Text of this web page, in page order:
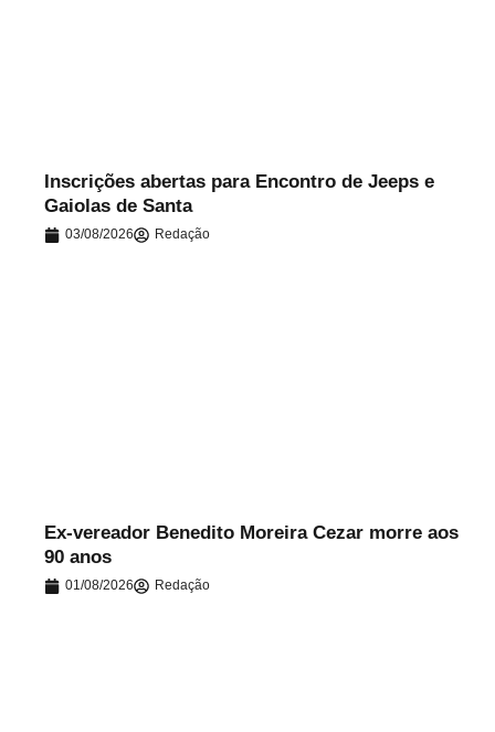
Inscrições abertas para Encontro de Jeeps e
Gaiolas de Santa
03/08/2026 Redação
Ex-vereador Benedito Moreira Cezar morre aos
90 anos
01/08/2026 Redação